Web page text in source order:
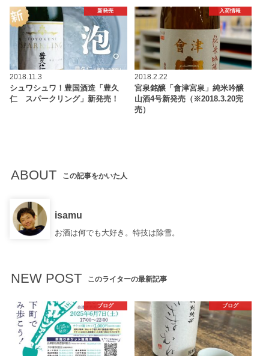
新発売
2018.11.3
シュワシュワ！豊国酒造「豊久
仁 スパークリング」新発売！
入荷情報
2018.2.22
宮泉銘醸「會津宮泉」純米吟醸
山酒4号新発売（※2018.3.20完
売）
ABOUT この記事をかいた人
isamu
お酒は何でも大好き。特技は除雪。
NEW POST このライターの最新記事
ブログ ブログ